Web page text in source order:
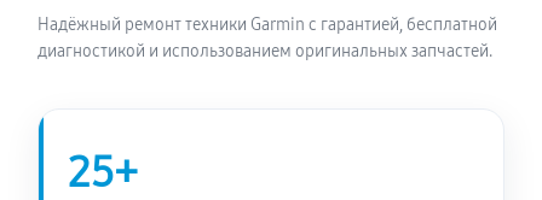
Надёжный ремонт техники Garmin с гарантией, бесплатной
диагностикой и использованием оригинальных запчастей.
25+